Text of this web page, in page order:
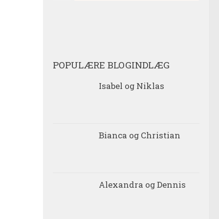
POPULÆRE BLOGINDLÆG
Isabel og Niklas
Bianca og Christian
Alexandra og Dennis